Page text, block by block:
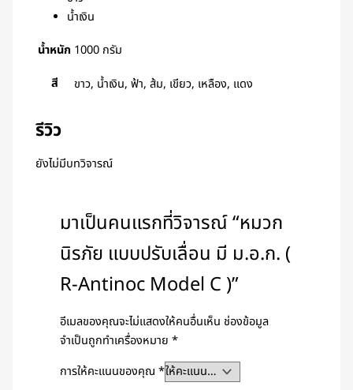
น้ำเงิน
น้ำหนัก 1000 กรัม
สี
ขาว, น้ำเงิน, ฟ้า, ส้ม, เขียว, เหลือง, แดง
รีวิว
ยังไม่มีบทวิจารณ์
มาเป็นคนแรกที่วิจารณ์ “หมวก
นิรภัย แบบปรับเลื่อน มี ม.อ.ก. (
R-Antinoc Model C )”
อีเมลของคุณจะไม่แสดงให้คนอื่นเห็น ช่องข้อมูล
จำเป็นถูกทำเครื่องหมาย*
การให้คะแนนของคุณ*